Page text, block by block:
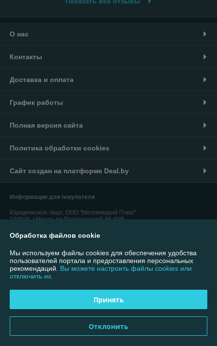
О нас
Контакты
Доставка и оплата
График работы
Полная версия сайта
Политика обработки cookies
Сайт создан на платформе Deal.by
Информация для покупателя
Юридическое лицо: ООО "Меллимарий Плюс"
220026, г.Минск, пр.Партизанский,95-40В
Регистрационный номер ЕГР: 192764310
УНП: 192764310
Регистрационный орган: Минский городской исполнительный комитет
Ссылка на свидетельство/лицензию
Местонахождение книги жалоб и предложений: 220026, г.Минск,
пр.Партизанский,95-40В
Обработка файлов cookie
Мы используем файлы cookies для обеспечения удобства
пользователей портала и предоставления персональных
рекомендаций. Вы можете настроить файлы cookies или
отключить их.
Принять
Отклонить